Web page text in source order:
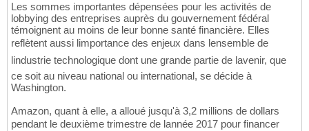
Les sommes importantes dépensées pour les activités de
lobbying des entreprises auprès du gouvernement fédéral
témoignent au moins de leur bonne santé financière. Elles
reflètent aussi limportance des enjeux dans lensemble de
lindustrie technologique dont une grande partie de lavenir, que
ce soit au niveau national ou international, se décide à
Washington.
Amazon, quant à elle, a alloué jusqu'à 3,2 millions de dollars
pendant le deuxième trimestre de lannée 2017 pour financer